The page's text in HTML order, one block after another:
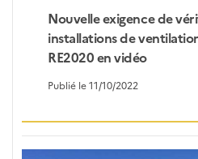
Nouvelle exigence de
installations de
RE2020 en vidéo
Publié le 11/10/2022